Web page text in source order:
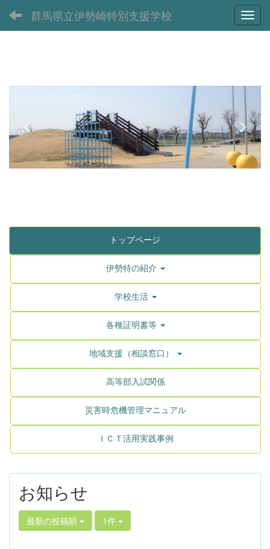
群馬県立伊勢崎特別支援学校
o
u
s
t
トップページ
伊勢特の紹介
学校生活
各種証明書等
地域支援（相談窓口）
高等部入試関係
災害時危機管理マニュアル
ＩＣＴ活用実践事例
お知らせ
最新の投稿順 1件